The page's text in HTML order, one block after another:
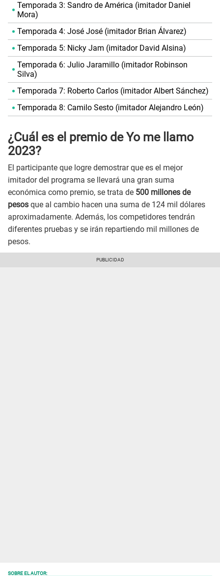
Temporada 3: Sandro de América (imitador Daniel
Mora)
Temporada 4: José José (imitador Brian Álvarez)
Temporada 5: Nicky Jam (imitador David Alsina)
Temporada 6: Julio Jaramillo (imitador Robinson
Silva)
Temporada 7: Roberto Carlos (imitador Albert Sánchez)
Temporada 8: Camilo Sesto (imitador Alejandro León)
¿Cuál es el premio de Yo me llamo
2023?
El participante que logre demostrar que es el mejor
imitador del programa se llevará una gran suma
económica como premio, se trata de 500 millones de
pesos que al cambio hacen una suma de 124 mil dólares
aproximadamente. Además, los competidores tendrán
diferentes pruebas y se irán repartiendo mil millones de
pesos.
SOBRE EL AUTOR: